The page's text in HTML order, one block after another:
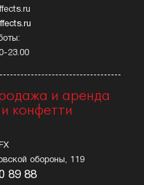
23.00
и аренда
конфетти
обороны, 119
89 88